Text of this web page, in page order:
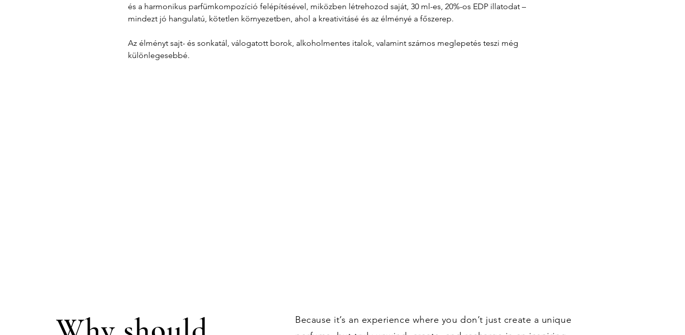
és a harmonikus parfümkompozíció felépítésével, miközben létrehozod saját, 30 ml-es, 20%-os EDP illatodat –
mindezt jó hangulatú, kötetlen környezetben, ahol a kreativitásé és az élményé a főszerep.
Az élményt sajt- és sonkatál, válogatott borok, alkoholmentes italok, valamint számos meglepetés teszi még
különlegesebbé.
Because it’s an experience where you don’t just create a unique